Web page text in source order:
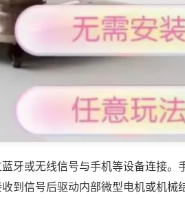
牙或无线信号与手机等设备连接。
到信号后驱动内部微型电机或机械